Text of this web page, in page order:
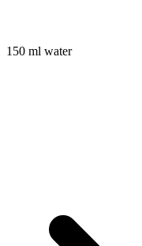
150 ml water